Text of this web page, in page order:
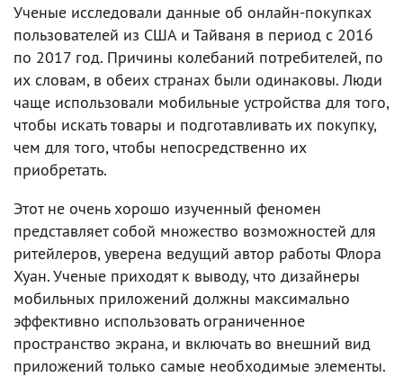
Ученые исследовали данные об онлайн-покупках
пользователей из США и Тайваня в период с 2016
по 2017 год. Причины колебаний потребителей, по
их словам, в обеих странах были одинаковы. Люди
чаще использовали мобильные устройства для того,
чтобы искать товары и подготавливать их покупку,
чем для того, чтобы непосредственно их
приобретать.
Этот не очень хорошо изученный феномен
представляет собой множество возможностей для
ритейлеров, уверена ведущий автор работы Флора
Хуан. Ученые приходят к выводу, что дизайнеры
мобильных приложений должны максимально
эффективно использовать ограниченное
пространство экрана, и включать во внешний вид
приложений только самые необходимые элементы.